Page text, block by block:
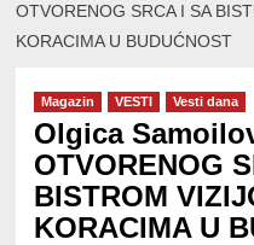
OTVORENOG SRCA I SA
KORACIMA U BUDUĆNOST
Magazin VESTI Vesti dana
Olgica
OTVORENOG
BISTROM
KORACIMA U